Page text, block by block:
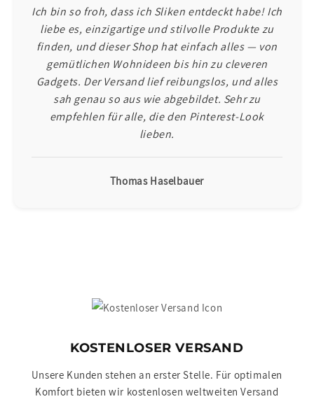
Ich bin so froh, dass ich Sliken entdeckt habe! Ich
liebe es, einzigartige und stilvolle Produkte zu
finden, und dieser Shop hat einfach alles — von
gemütlichen Wohnideen bis hin zu cleveren
Gadgets. Der Versand lief reibungslos, und alles
sah genau so aus wie abgebildet. Sehr zu
empfehlen für alle, die den Pinterest-Look
lieben.
Thomas Haselbauer
KOSTENLOSER VERSAND
Unsere Kunden stehen an erster Stelle. Für optimalen
Komfort bieten wir kostenlosen weltweiten Versand